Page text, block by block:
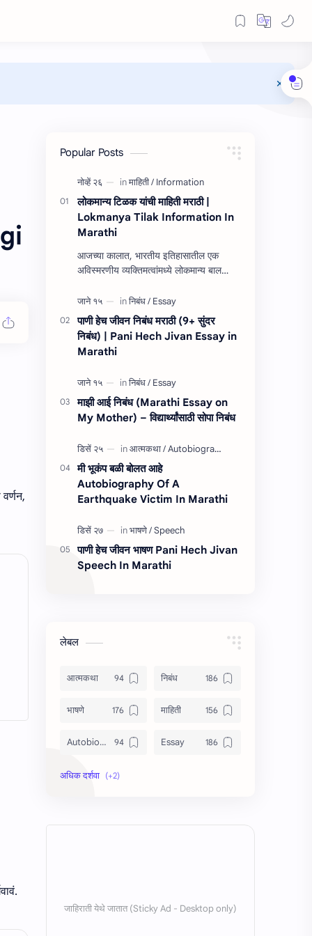
Popular Posts
लोकमान्य टिळक यांची माहिती मराठी |
Lokmanya Tilak Information In
Marathi
आजच्या कालात, भारतीय इतिहासातील एक
अविस्मरणीय व्यक्तिमत्वांमध्ये लोकमान्य बाल
यशाची किंवा कार्यांची माहित…
पाणी हेच जीवन निबंध मराठी (9+ सुंदर
निबंध) | Pani Hech Jivan Essay in
Marathi
माझी आई निबंध (Marathi Essay on
My Mother) – विद्यार्थ्यांसाठी सोपा निबंध
मी भूकंप बळी बोलत आहे
Autobiography Of A
Earthquake Victim In Marathi
पाणी हेच जीवन भाषण Pani Hech Jivan
Speech In Marathi
लेबल
आत्मकथा निबंध
भाषणे माहिती
Autobiography Essay
Information